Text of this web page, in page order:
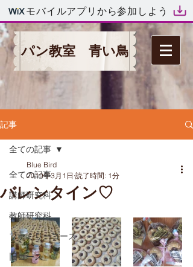
モバイルアプリから参加しよう
パン教室 青い鳥
記事
全ての記事
講師研究科
教師研究科
ファミリーコース
旧コース
全ての記事
バレンタイン♡
Blue Bird
2019年3月1日 読了時間: 1分